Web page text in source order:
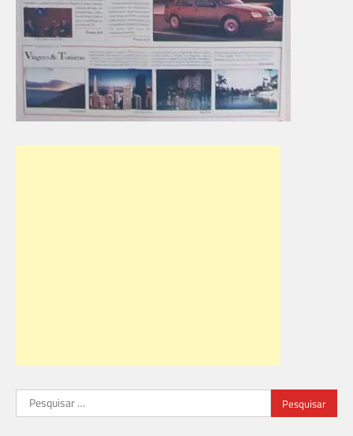
Pesquisar
por: